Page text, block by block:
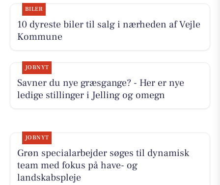
BILER
10 dyreste biler til salg i nærheden af Vejle
Kommune
JOBNYT
Savner du nye græsgange? - Her er nye
ledige stillinger i Jelling og omegn
JOBNYT
Grøn specialarbejder søges til dynamisk
team med fokus på have- og
landskabspleje